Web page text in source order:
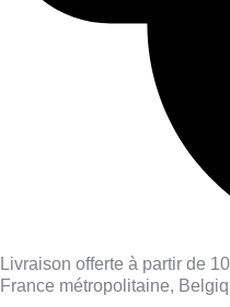
Livraison offerte à partir de
France métropolitaine,